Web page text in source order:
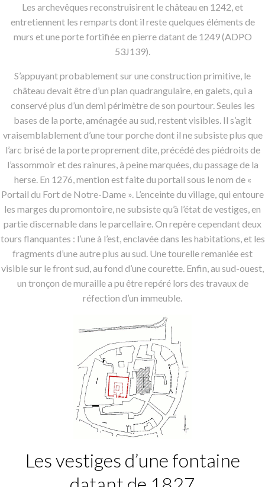
Les archevêques reconstruisirent le château en 1242, et
entretiennent les remparts dont il reste quelques éléments de
murs et une porte fortifiée en pierre datant de 1249 (ADPO
53J139).
S’appuyant probablement sur une construction primitive, le
château devait être d’un plan quadrangulaire, en galets, qui a
conservé plus d’un demi périmètre de son pourtour. Seules les
bases de la porte, aménagée au sud, restent visibles. Il s’agit
vraisemblablement d’une tour porche dont il ne subsiste plus que
l’arc brisé de la porte proprement dite, précédé des piédroits de
l’assommoir et des rainures, à peine marquées, du passage de la
herse. En 1276, mention est faite du portail sous le nom de «
Portail du Fort de Notre-Dame ». L’enceinte du village, qui entoure
les marges du promontoire, ne subsiste qu’à l’état de vestiges, en
partie discernable dans le parcellaire. On repère cependant deux
tours flanquantes : l’une à l’est, enclavée dans les habitations, et les
fragments d’une autre plus au sud. Une tourelle remaniée est
visible sur le front sud, au fond d’une courette. Enfin, au sud-ouest,
un tronçon de muraille a pu être repéré lors des travaux de
réfection d’un immeuble.
Les vestiges d’une fontaine